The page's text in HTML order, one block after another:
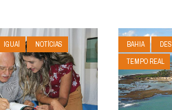
IGUAÍ
NOTÍCIAS
BAHIA
TEMPO REAL